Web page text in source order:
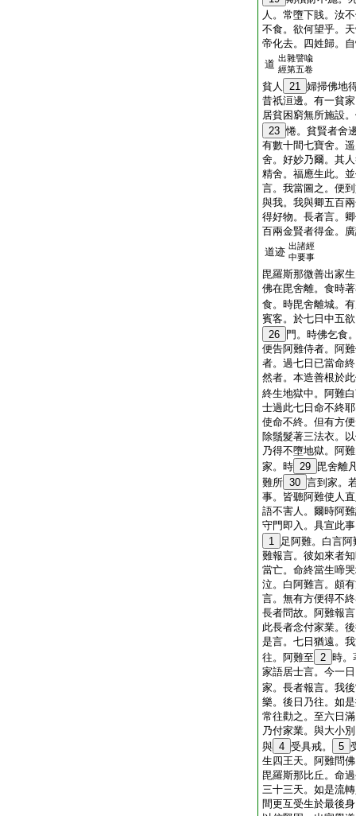
人。常墮下賎。汝
不食。欲何望乎。
帝化去。四姓歸。
道 出雜譬喩
經第五卷
貧人 21 婦掃佛地
昔祇洹邊。有一貧
居貧困窮無所施設
23 惓。貧賢者舍
有數十間七寶舍。
舍。好妙乃爾。其
精舍。福應生此。
言。我當圖之。便
與我。我與卿五百
得好物。長者言。
百兩金賢者得金。
道迹 出諸經
中要事
毘羅斯那微善出家
佛在毘舍離。食時
食。時毘舍離城。
賓客。於七日中五
26
門。時佛乞食
便告阿難侍者。阿
者。過七日已當命
然者。本造善根於
終生地獄中。阿難
士過此七日命不終
使命不終。但有方
除鬚髮著三法衣。
乃得不墮地獄。阿
家。時 29 毘舍離
難所 30 言到家。
事。皆聽阿難使人
語不害人。爾時阿
守門即入。具宣此
1 足阿難。白言
難報言。彼如來者
當亡。命終當生啼
泣。白阿難言。頗
言。無有方便得不
長者問故。阿難報
此長者念付家業。
是言。七日猶遠。
往。阿難至 2 時。
家語居士言。今一
家。長者報言。我
樂。後日乃往。如
常往勸之。至六日
乃付家業。與大小
與 4 受具戒。 5
生四王天。阿難問
毘羅斯那比丘。命
三十三天。如是流
間更互受生於最後